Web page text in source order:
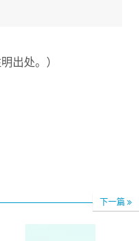
出处。）
下一篇